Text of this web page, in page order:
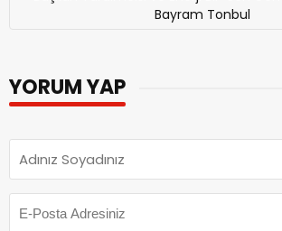
Bayram Tonbul
YORUM YAP